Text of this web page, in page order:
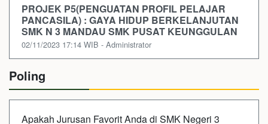
PROJEK P5(PENGUATAN PROFIL PELAJAR
PANCASILA) : GAYA HIDUP BERKELANJUTAN
SMK N 3 MANDAU SMK PUSAT KEUNGGULAN
02/11/2023 17:14 WIB - Administrator
Poling
Apakah Jurusan Favorit Anda di SMK Negeri 3